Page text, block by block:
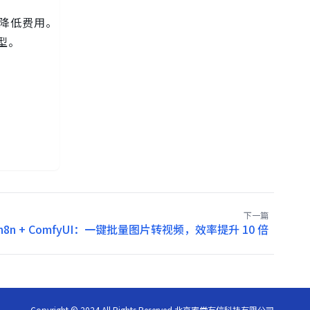
费用。
下一篇
+ ComfyUI：一键批量图片转视频，效率提升 10 倍